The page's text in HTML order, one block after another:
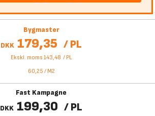
Bygmaster
DKK 179,35 /PL
Ekskl. moms 143,48 / PL
60,25 / M2
Fast Kampagne
DKK 199,30 /PL